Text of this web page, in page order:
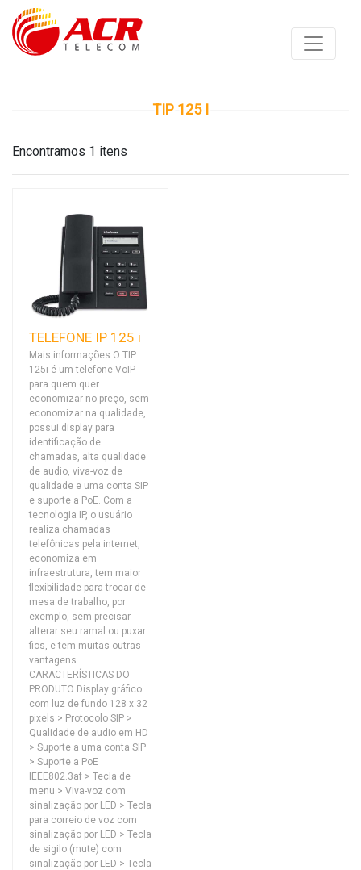
TIP 125 I
Encontramos 1 itens
TELEFONE IP 125 i
Mais informações O TIP
125i é um telefone VoIP
para quem quer
economizar no preço, sem
economizar na qualidade,
possui display para
identificação de
chamadas, alta qualidade
de audio, viva-voz de
qualidade e uma conta SIP
e suporte a PoE. Com a
tecnologia IP, o usuário
realiza chamadas
telefônicas pela internet,
economiza em
infraestrutura, tem maior
flexibilidade para trocar de
mesa de trabalho, por
exemplo, sem precisar
alterar seu ramal ou puxar
fios, e tem muitas outras
vantagens
CARACTERÍSTICAS DO
PRODUTO Display gráfico
com luz de fundo 128 x 32
pixels > Protocolo SIP >
Qualidade de audio em HD
> Suporte a uma conta SIP
> Suporte a PoE
IEEE802.3af > Tecla de
menu > Viva-voz com
sinalização por LED > Tecla
para correio de voz com
sinalização por LED > Tecla
de sigilo (mute) com
sinalização por LED > Tecla